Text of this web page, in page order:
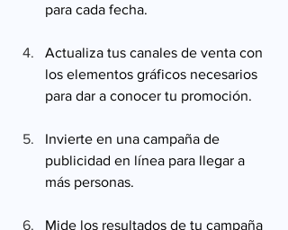
para cada fecha.
Actualiza tus canales de venta con
los elementos gráficos necesarios
para dar a conocer tu promoción.
Invierte en una campaña de
publicidad en línea para llegar a
más personas.
Mide los resultados de tu campaña